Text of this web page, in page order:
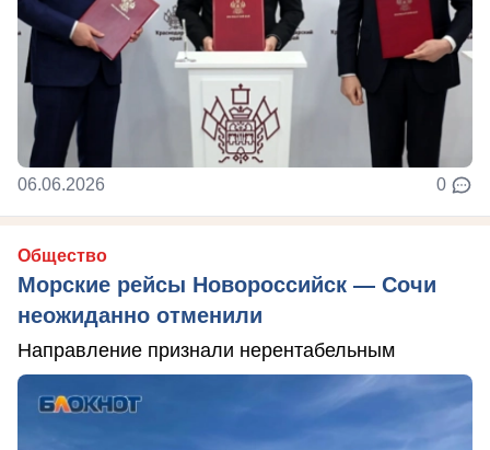
06.06.2026 0
Общество
Морские рейсы Новороссийск — Сочи
неожиданно отменили
Направление признали нерентабельным